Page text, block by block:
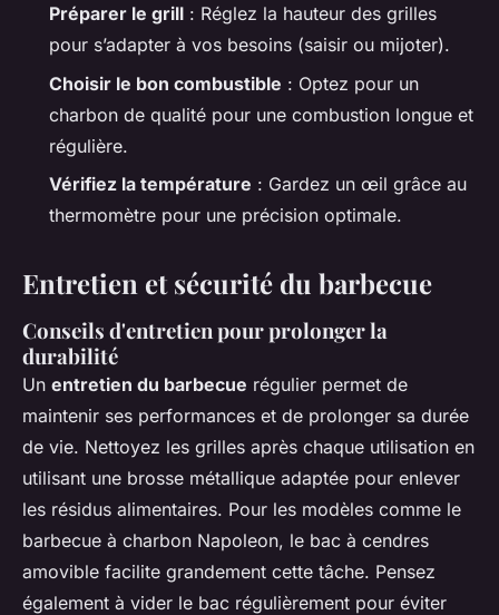
Préparer le grill : Réglez la hauteur des grilles
pour s’adapter à vos besoins (saisir ou mijoter).
Choisir le bon combustible : Optez pour un
charbon de qualité pour une combustion longue et
régulière.
Vérifiez la température : Gardez un œil grâce au
thermomètre pour une précision optimale.
Entretien et sécurité du barbecue
Conseils d'entretien pour prolonger la
durabilité
Un entretien du barbecue régulier permet de
maintenir ses performances et de prolonger sa durée
de vie. Nettoyez les grilles après chaque utilisation en
utilisant une brosse métallique adaptée pour enlever
les résidus alimentaires. Pour les modèles comme le
barbecue à charbon Napoleon, le bac à cendres
amovible facilite grandement cette tâche. Pensez
également à vider le bac régulièrement pour éviter